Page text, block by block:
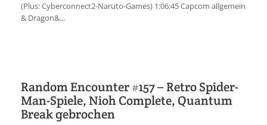
Discord
(Plus: Cyberconnect2-Naruto-Games) 1:06:45 Capcom allgemein
& Dragon&...
Random Encounter #157 – Retro Spider-
Man-Spiele, Nioh Complete, Quantum
Break gebrochen